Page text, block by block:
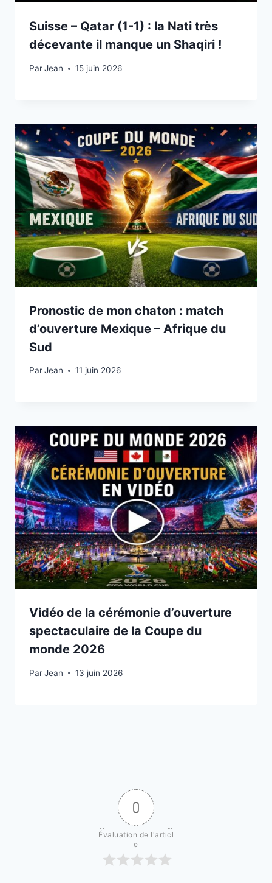
Suisse – Qatar (1-1) : la Nati très
décevante il manque un Shaqiri !
ParJean
15 juin 202615 juin 2026
Pronostic de mon chaton : match
d’ouverture Mexique – Afrique du
Sud
ParJean
11 juin 2026 11 juin 2026
Vidéo de la cérémonie d’ouverture
spectaculaire de la Coupe du
monde 2026
ParJean
11 juin 2026 13 juin 2026
0
Évaluation de l'articl
e